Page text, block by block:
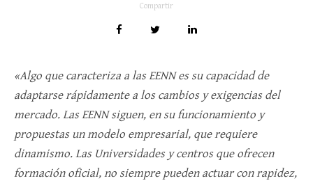
Compartir
«Algo que caracteriza a las EENN es su capacidad de
adaptarse rápidamente a los cambios y exigencias del
mercado. Las EENN siguen, en su funcionamiento y
propuestas un modelo empresarial, que requiere
dinamismo. Las Universidades y centros que ofrecen
formación oficial, no siempre pueden actuar con rapidez,